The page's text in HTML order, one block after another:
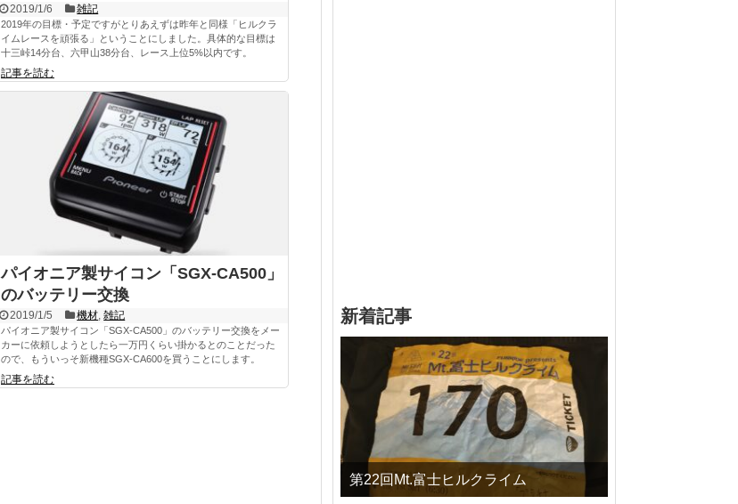
2019/1/6 雑記
2019年の目標・予定ですがとりあえずは昨年と同様「ヒルクラ
イムレースを頑張る」ということにしました。具体的な目標は
十三峠14分台、六甲山38分台、レース上位5%以内です。
記事を読む
パイオニア製サイコン「SGX-CA500」
のバッテリー交換
2019/1/5 機材,雑記
パイオニア製サイコン「SGX-CA500」のバッテリー交換をメー
カーに依頼しようとしたら一万円くらい掛かるとのことだった
ので、もういっそ新機種SGX-CA600を買うことにします。
記事を読む
新着記事
第22回Mt.富士ヒルクライム